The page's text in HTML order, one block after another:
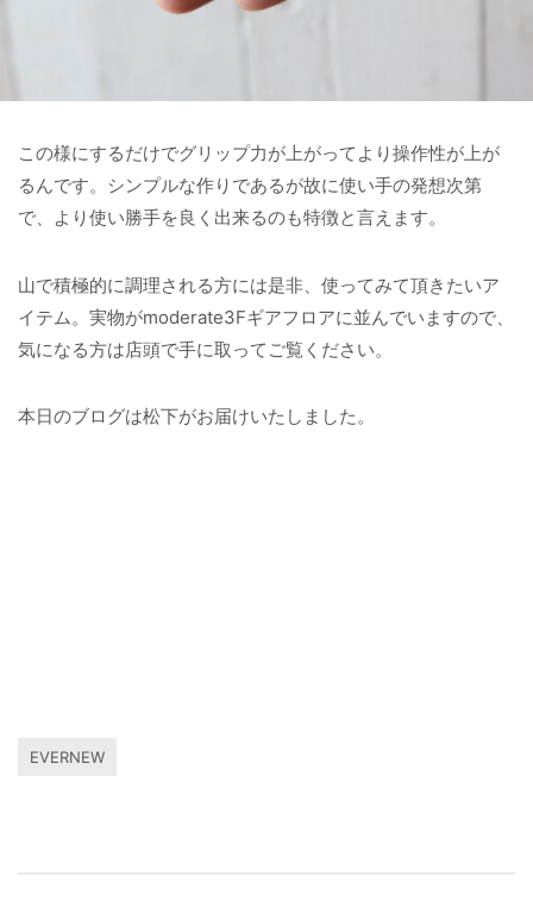
この様にするだけでグリップ力が上がってより操作性が上が
るんです。シンプルな作りであるが故に使い手の発想次第
で、より使い勝手を良く出来るのも特徴と言えます。
山で積極的に調理される方には是非、使ってみて頂きたいア
イテム。実物がmoderate3Fギアフロアに並んでいますので、
気になる方は店頭で手に取ってご覧ください。
本日のブログは松下がお届けいたしました。
EVERNEW